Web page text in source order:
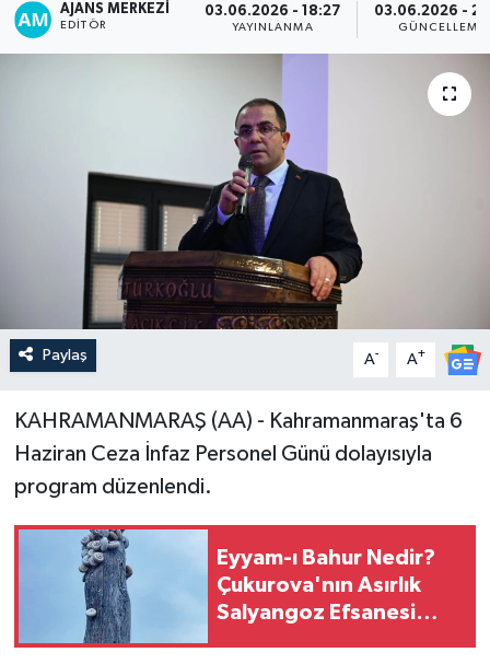
AJANS MERKEZI
EDITÖR
03.06.2026 - 18:27
YAYINLANMA
03.06.2026 -
GÜNCELLEME
Paylaş A- A+
KAHRAMANMARAŞ (AA) - Kahramanmaraş'ta 6
Haziran Ceza İnfaz Personel Günü dolayısıyla
program düzenlendi.
Eyyam-ı Bahur Nedir?
Çukurova'nın Asırlık
Salyangoz Efsanesi